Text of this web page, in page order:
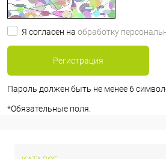
Я согласен на обработку
Пароль должен быть не менее 6
*Обязательные поля.